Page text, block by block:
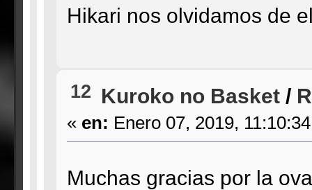
Hikari nos olvidamos de
12 Kuroko no Basket/
« en: Enero 07, 2019,
Muchas gracias por la